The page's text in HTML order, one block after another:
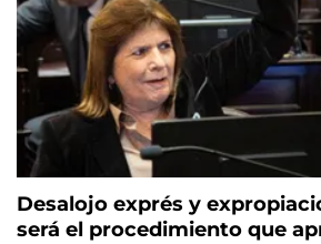
Desalojo exprés y
será el procedimiento que